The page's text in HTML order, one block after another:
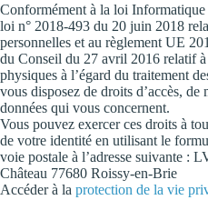
Conformément à la loi
loi n° 2018-493 du 20 juin 2018
personnelles et au règlement UE
du Conseil du 27 avril 2016 relatif
physiques à l’égard du traitement
vous disposez de droits d’accès,
données qui vous concernent.
Vous pouvez exercer ces droits à
de votre identité en utilisant le
voie postale à l’adresse suivante :
Château 77680 Roissy-en-Brie
Accéder à la protection de la vie